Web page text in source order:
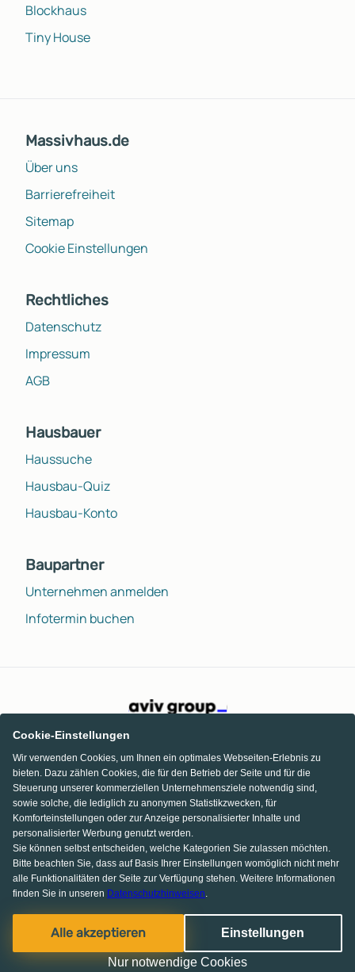
Blockhaus
Tiny House
Massivhaus.de
Über uns
Barrierefreiheit
Sitemap
Cookie Einstellungen
Rechtliches
Datenschutz
Impressum
AGB
Hausbauer
Haussuche
Hausbau-Quiz
Hausbau-Konto
Baupartner
Unternehmen anmelden
Infotermin buchen
© 2013-2026 MS media systems GmbH
Facebook
Pinterest
Instagram
Cookie-Einstellungen
Wir verwenden Cookies, um Ihnen ein optimales Webseiten-Erlebnis zu
bieten. Dazu zählen Cookies, die für den Betrieb der Seite und für die
Steuerung unserer kommerziellen Unternehmensziele notwendig sind,
sowie solche, die lediglich zu anonymen Statistikzwecken, für
Komforteinstellungen oder zur Anzeige personalisierter Inhalte und
personalisierter Werbung genutzt werden.
Sie können selbst entscheiden, welche Kategorien Sie zulassen möchten.
Bitte beachten Sie, dass auf Basis Ihrer Einstellungen womöglich nicht mehr
alle Funktionalitäten der Seite zur Verfügung stehen. Weitere Informationen
finden Sie in unseren Datenschutzhinweisen.
Alle akzeptieren Einstellungen
Nur notwendige Cookies